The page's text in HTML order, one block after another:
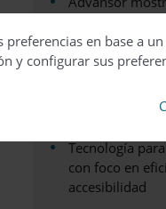
celebrará 20
natural
aprovechar el
Tecnología
con foco en
accesibilidad
en base a
y configurar sus